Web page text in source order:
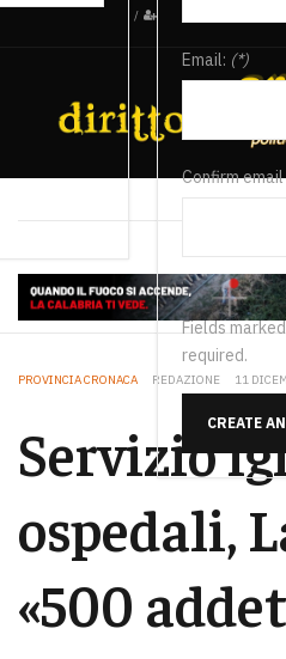
/
Email: (*)
Confirm
Fields
required.
CREATE
PROVINCIA CRONACA REDAZIONE 11
Servizio
ospedali,
«500